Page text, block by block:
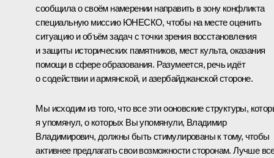
сообщила о своём намерении направить в зону конфликта
специальную миссию ЮНЕСКО, чтобы на месте оценить
ситуацию и объём задач с точки зрения восстановления
и защиты исторических памятников, мест культа, оказания
помощи в сфере образования. Разумеется, речь идёт
о содействии и армянской, и азербайджанской стороне.
Мы исходим из того, что все эти ооновские структуры,
я упомянул, о которых Вы упомянули, Владимир
Владимирович, должны быть стимулированы к тому, чтобы
активнее предлагать свои возможности сторонам. Лучше